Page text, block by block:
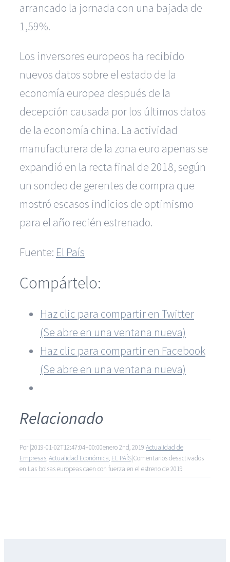
arrancado la jornada con una bajada de
1,59%.
Los inversores europeos ha recibido
nuevos datos sobre el estado de la
economía europea después de la
decepción causada por los últimos datos
de la economía china. La actividad
manufacturera de la zona euro apenas se
expandió en la recta final de 2018, según
un sondeo de gerentes de compra que
mostró escasos indicios de optimismo
para el año recién estrenado.
Fuente: El País
Compártelo:
Haz clic para compartir en Twitter
(Se abre en una ventana nueva)
Haz clic para compartir en Facebook
(Se abre en una ventana nueva)
Relacionado
Por |2019-01-02T12:47:04+00:00enero 2nd, 2019|Actualidad de
Empresas,Actualidad Económica, EL PAÍS|Comentarios desactivados
en Las bolsas europeas caen con fuerza en el estreno de 2019